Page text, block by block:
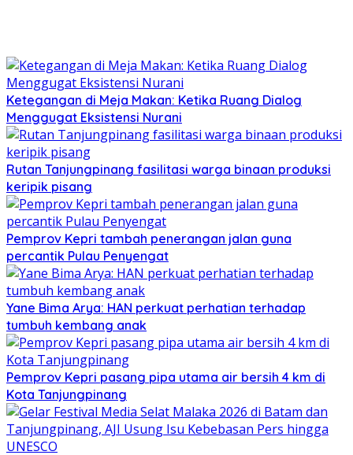
Ketegangan di Meja Makan: Ketika Ruang Dialog
Menggugat Eksistensi Nurani
Rutan Tanjungpinang fasilitasi warga binaan produksi
keripik pisang
Pemprov Kepri tambah penerangan jalan guna
percantik Pulau Penyengat
Yane Bima Arya: HAN perkuat perhatian terhadap
tumbuh kembang anak
Pemprov Kepri pasang pipa utama air bersih 4 km di
Kota Tanjungpinang